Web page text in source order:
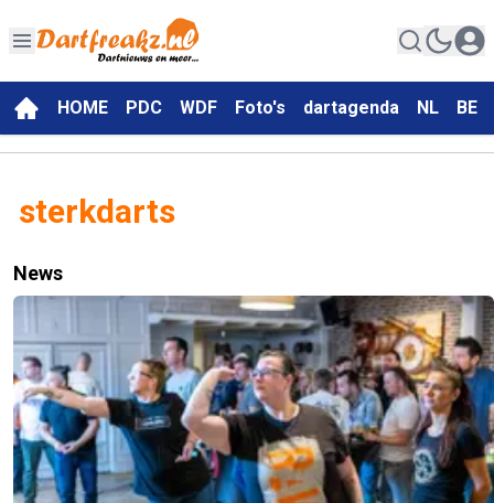
HOME PDC WDF Foto's dartagenda NL BE
sterkdarts
News